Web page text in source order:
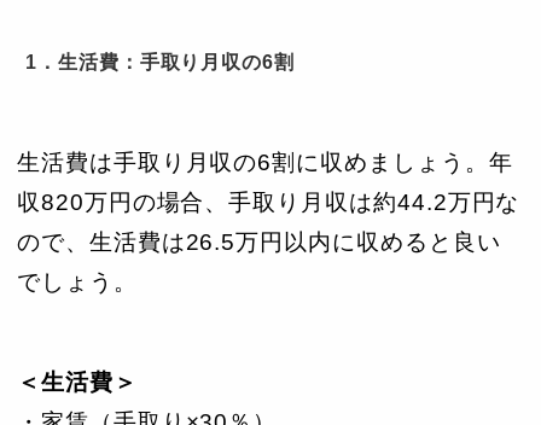
1．生活費：手取り月収の6割
生活費は手取り月収の6割に収めましょう。年
収820万円の場合、手取り月収は約44.2万円な
ので、生活費は26.5万円以内に収めると良い
でしょう。
＜生活費＞